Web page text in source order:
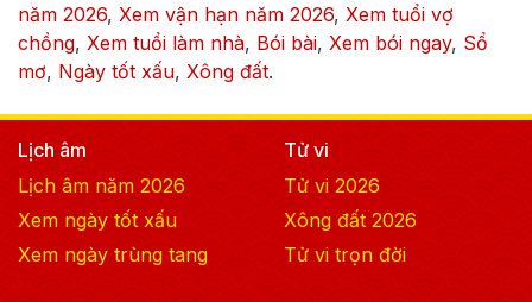
năm 2026, Xem vận hạn năm 2026, Xem tuổi vợ
chồng, Xem tuổi làm nhà, Bói bài, Xem bói ngay, Sổ
mơ, Ngày tốt xấu, Xông đất.
Lịch âm
Lịch âm năm 2026
Xem ngày tốt xấu
Xem ngày trùng tang
Tử vi
Tử vi 2026
Xông đất 2026
Tử vi trọn đời